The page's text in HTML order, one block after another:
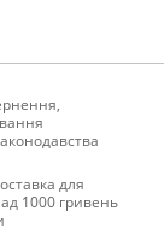
для
1000 гривень